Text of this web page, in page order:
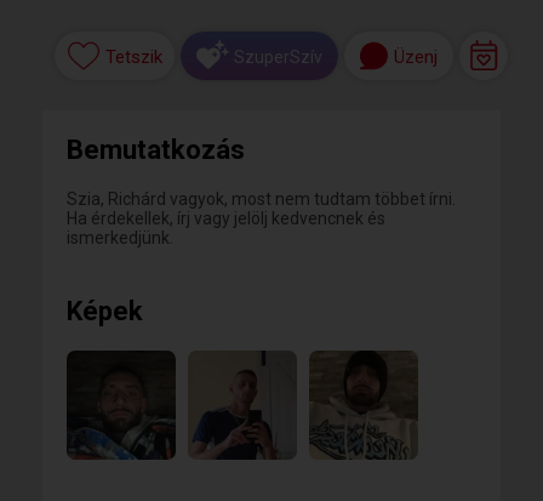
Tetszik SzuperSzív Üzenj
Bemutatkozás
Szia, Richárd vagyok, most nem tudtam többet írni.
Ha érdekellek, írj vagy jelölj kedvencnek és
ismerkedjünk.
Képek